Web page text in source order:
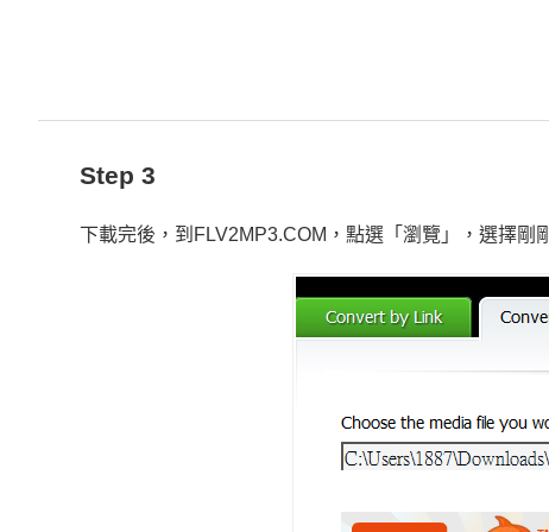
Step 3
下載完後，到FLV2MP3.COM，點選「瀏覽」，選擇剛